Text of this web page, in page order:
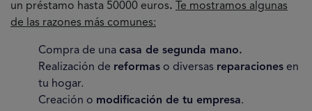
un préstamo hasta 50000 euros.
Te mostramos algunas
de las razones más comunes:
Compra de una casa de segunda mano.
Realización de reformas o diversas reparaciones en
tu hogar.
Creación o modificación de tu empresa.